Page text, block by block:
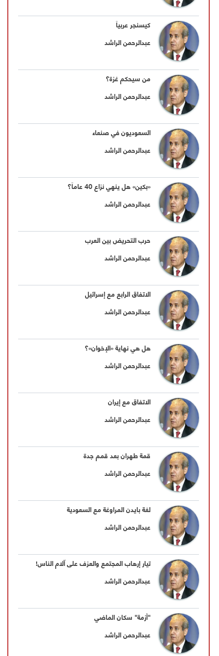
كيسنجر عربياً
عبدالرحمن الراشد
من سيحكم غزة؟
عبدالرحمن الراشد
السعوديون في صنعاء
عبدالرحمن الراشد
«بكين» هل ينهي نزاع 40 عاماً؟
عبدالرحمن الراشد
حرب التحريض بين العرب
عبدالرحمن الراشد
الاتفاق الرابع مع إسرائيل
عبدالرحمن الراشد
هل هي نهاية «الإخوان»؟
عبدالرحمن الراشد
الاتفاق مع إيران
عبدالرحمن الراشد
قمة طهران بعد قمم جدة
عبدالرحمن الراشد
لغة بايدن المراوغة مع السعودية
عبدالرحمن الراشد
تيار إرهاب المجتمع والعزف على آلام الناس!
عبدالرحمن الراشد
"أزمة" سكان الماضي
عبدالرحمن الراشد